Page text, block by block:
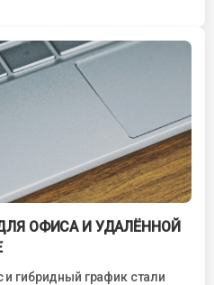
ОФИСА И УДАЛЁННОЙ
гибридный график стали